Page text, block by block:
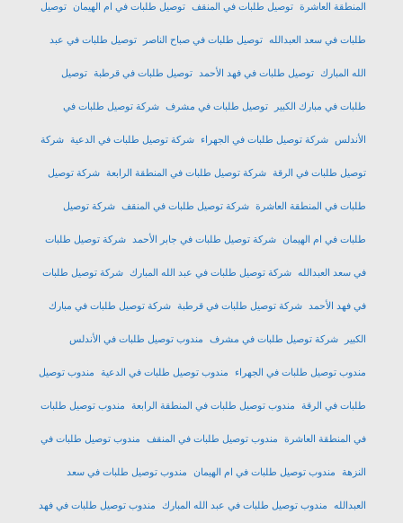
المنطقة العاشرة توصيل طلبات في المنقف توصيل طلبات في ام الهيمان توصيل
طلبات في سعد العبدالله توصيل طلبات في صباح الناصر توصيل طلبات في عبد
الله المبارك توصيل طلبات في فهد الأحمد توصيل طلبات في قرطبة توصيل
طلبات في مبارك الكبير توصيل طلبات في مشرف شركة توصيل طلبات في
الأندلس شركة توصيل طلبات في الجهراء شركة توصيل طلبات في الدعية شركة
توصيل طلبات في الرقة شركة توصيل طلبات في المنطقة الرابعة شركة توصيل
طلبات في المنطقة العاشرة شركة توصيل طلبات في المنقف شركة توصيل
طلبات في ام الهيمان شركة توصيل طلبات في جابر الأحمد شركة توصيل طلبات
في سعد العبدالله شركة توصيل طلبات في عبد الله المبارك شركة توصيل طلبات
في فهد الأحمد شركة توصيل طلبات في قرطبة شركة توصيل طلبات في مبارك
الكبير شركة توصيل طلبات في مشرف مندوب توصيل طلبات في الأندلس
مندوب توصيل طلبات في الجهراء مندوب توصيل طلبات في الدعية مندوب توصيل
طلبات في الرقة مندوب توصيل طلبات في المنطقة الرابعة مندوب توصيل طلبات
في المنطقة العاشرة مندوب توصيل طلبات في المنقف مندوب توصيل طلبات في
النزهة مندوب توصيل طلبات في ام الهيمان مندوب توصيل طلبات في سعد
العبدالله مندوب توصيل طلبات في عبد الله المبارك مندوب توصيل طلبات في فهد